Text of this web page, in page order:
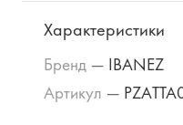
Характеристики
Бренд — IBANEZ
Артикул —